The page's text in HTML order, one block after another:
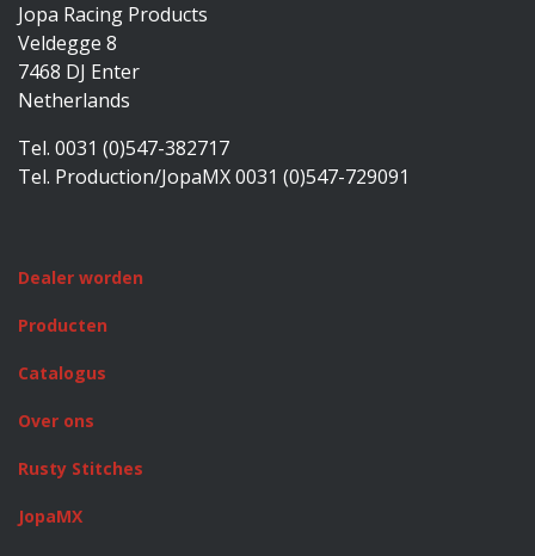
Jopa Racing Products
Veldegge 8
7468 DJ Enter
Netherlands
Tel. 0031 (0)547-382717
Tel. Production/JopaMX 0031 (0)547-729091
Dealer worden
Producten
Catalogus
Over ons
Rusty Stitches
JopaMX